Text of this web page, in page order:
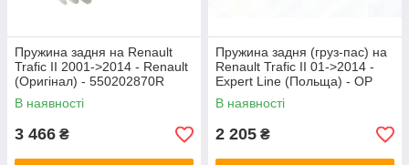
Пружина задня на Renault
Trafic II 2001->2014 - Renault
(Оригінал) - 550202870R
В наявності
3 466 ₴
Пружина задня (груз-пас) на
Renault Trafic II 01->2014 -
Expert Line (Польща) - OP
66146
В наявності
2 205 ₴